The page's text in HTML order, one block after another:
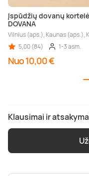
Įspūdžių dovanų kortelė
DOVANA
Vilnius (aps.), Kaunas (aps.),
5,00 (84)
1-3 asm.
Nuo 10,00 €
Klausimai ir